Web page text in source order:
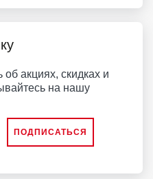
акциях, скидках и
на нашу